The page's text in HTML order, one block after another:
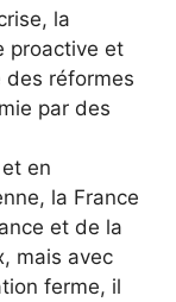
la
proactive et
réformes
par des
en
la France
et de la
mais avec
ferme, il